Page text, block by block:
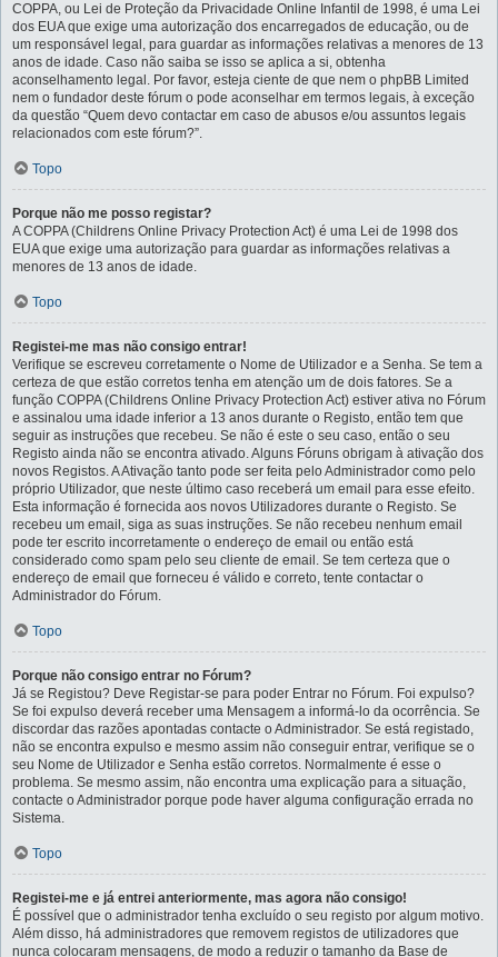
COPPA, ou Lei de Proteção da Privacidade Online Infantil de 1998, é uma Lei
dos EUA que exige uma autorização dos encarregados de educação, ou de
um responsável legal, para guardar as informações relativas a menores de 13
anos de idade. Caso não saiba se isso se aplica a si, obtenha
aconselhamento legal. Por favor, esteja ciente de que nem o phpBB Limited
nem o fundador deste fórum o pode aconselhar em termos legais, à exceção
da questão “Quem devo contactar em caso de abusos e/ou assuntos legais
relacionados com este fórum?”.
Topo
Porque não me posso registar?
A COPPA (Childrens Online Privacy Protection Act) é uma Lei de 1998 dos
EUA que exige uma autorização para guardar as informações relativas a
menores de 13 anos de idade.
Topo
Registei-me mas não consigo entrar!
Verifique se escreveu corretamente o Nome de Utilizador e a Senha. Se tem a
certeza de que estão corretos tenha em atenção um de dois fatores. Se a
função COPPA (Childrens Online Privacy Protection Act) estiver ativa no Fórum
e assinalou uma idade inferior a 13 anos durante o Registo, então tem que
seguir as instruções que recebeu. Se não é este o seu caso, então o seu
Registo ainda não se encontra ativado. Alguns Fóruns obrigam à ativação dos
novos Registos. A Ativação tanto pode ser feita pelo Administrador como pelo
próprio Utilizador, que neste último caso receberá um email para esse efeito.
Esta informação é fornecida aos novos Utilizadores durante o Registo. Se
recebeu um email, siga as suas instruções. Se não recebeu nenhum email
pode ter escrito incorretamente o endereço de email ou então está
considerado como spam pelo seu cliente de email. Se tem certeza que o
endereço de email que forneceu é válido e correto, tente contactar o
Administrador do Fórum.
Topo
Porque não consigo entrar no Fórum?
Já se Registou? Deve Registar-se para poder Entrar no Fórum. Foi expulso?
Se foi expulso deverá receber uma Mensagem a informá-lo da ocorrência. Se
discordar das razões apontadas contacte o Administrador. Se está registado,
não se encontra expulso e mesmo assim não conseguir entrar, verifique se o
seu Nome de Utilizador e Senha estão corretos. Normalmente é esse o
problema. Se mesmo assim, não encontra uma explicação para a situação,
contacte o Administrador porque pode haver alguma configuração errada no
Sistema.
Topo
Registei-me e já entrei anteriormente, mas agora não consigo!
É possível que o administrador tenha excluído o seu registo por algum motivo.
Além disso, há administradores que removem registos de utilizadores que
nunca colocaram mensagens, de modo a reduzir o tamanho da Base de